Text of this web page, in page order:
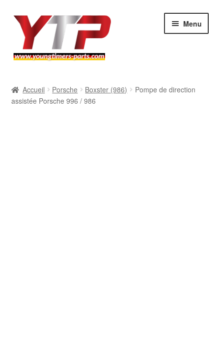
Aller
navigation
Aller
contenu
Menu
BMW
Accueil Porsche Boxster (986)
Pompe de direction
assistée Porsche 996 / 986